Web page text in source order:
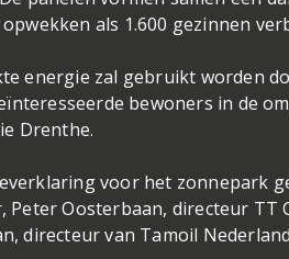
als 1.600 gezinnen
energie zal gebruikt worden
bewoners in de
Drenthe.
voor het zonnepark
Peter Oosterbaan, directeur TT
directeur van Tamoil